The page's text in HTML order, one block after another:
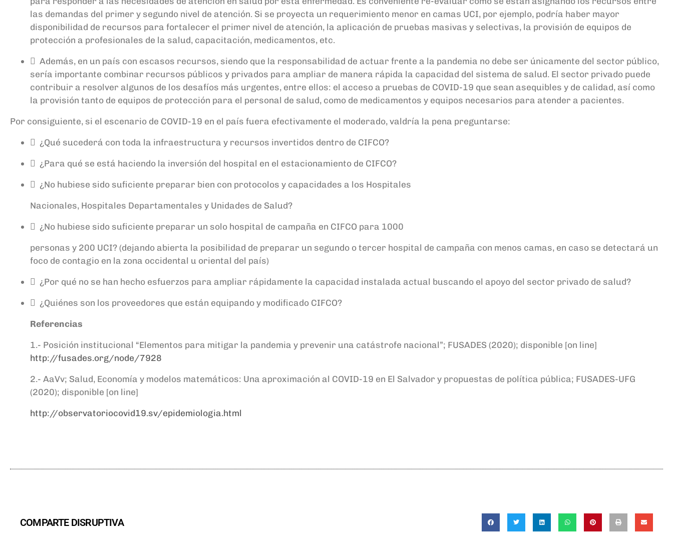
las demandas del primer y segundo nivel de atención. Si se proyecta un requerimiento menor en camas UCI, por ejemplo, podría haber mayor
disponibilidad de recursos para fortalecer el primer nivel de atención, la aplicación de pruebas masivas y selectivas, la provisión de equipos de
protección a profesionales de la salud, capacitación, medicamentos, etc.
 Además, en un país con escasos recursos, siendo que la responsabilidad de actuar frente a la pandemia no debe ser únicamente del sector público,
sería importante combinar recursos públicos y privados para ampliar de manera rápida la capacidad del sistema de salud. El sector privado puede
contribuir a resolver algunos de los desafíos más urgentes, entre ellos: el acceso a pruebas de COVID-19 que sean asequibles y de calidad, así como
la provisión tanto de equipos de protección para el personal de salud, como de medicamentos y equipos necesarios para atender a pacientes.
Por consiguiente, si el escenario de COVID-19 en el país fuera efectivamente el moderado, valdría la pena preguntarse:
 ¿Qué sucederá con toda la infraestructura y recursos invertidos dentro de CIFCO?
 ¿Para qué se está haciendo la inversión del hospital en el estacionamiento de CIFCO?
 ¿No hubiese sido suficiente preparar bien con protocolos y capacidades a los Hospitales
Nacionales, Hospitales Departamentales y Unidades de Salud?
 ¿No hubiese sido suficiente preparar un solo hospital de campaña en CIFCO para 1000
personas y 200 UCI? (dejando abierta la posibilidad de preparar un segundo o tercer hospital de campaña con menos camas, en caso se detectará un
foco de contagio en la zona occidental u oriental del país)
 ¿Por qué no se han hecho esfuerzos para ampliar rápidamente la capacidad instalada actual buscando el apoyo del sector privado de salud?
 ¿Quiénes son los proveedores que están equipando y modificado CIFCO?
Referencias
1.- Posición institucional “Elementos para mitigar la pandemia y prevenir una catástrofe nacional”; FUSADES (2020); disponible [on line]
http://fusades.org/node/7928
2.- AaVv; Salud, Economía y modelos matemáticos: Una aproximación al COVID-19 en El Salvador y propuestas de política pública; FUSADES-UFG
(2020); disponible [on line]
http://observatoriocovid19.sv/epidemiologia.html
COMPARTE DISRUPTIVA